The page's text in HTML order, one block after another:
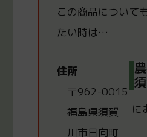
この商品について
たい時は…
住所
〒962-0015
福島県須賀
川市日向町
に